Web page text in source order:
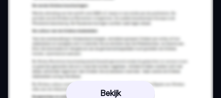
Bekijk